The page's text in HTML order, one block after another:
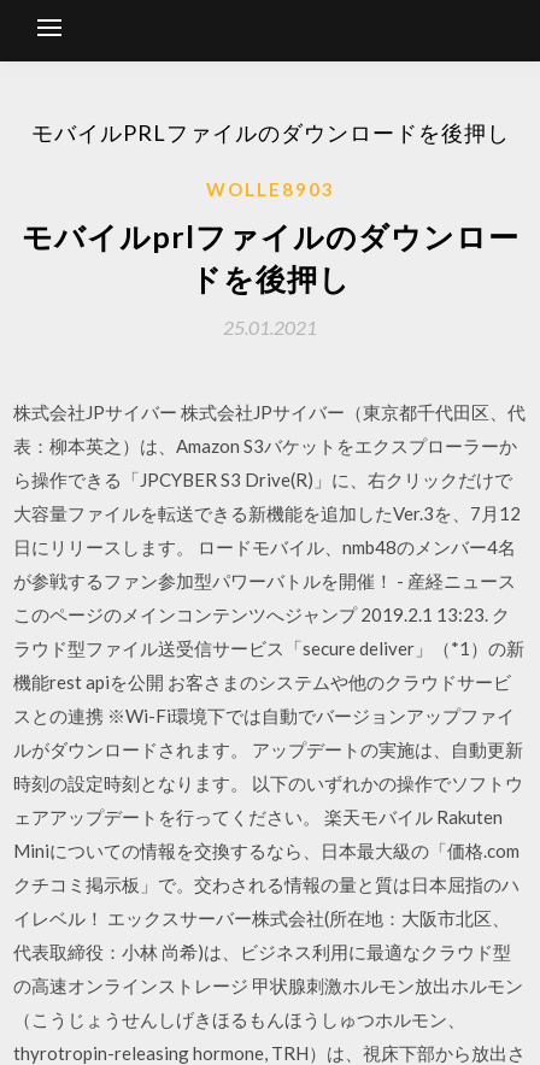
モバイルPRLファイルのダウンロードを後押し
WOLLE8903
モバイルprlファイルのダウンロー
ドを後押し
25.01.2021
株式会社JPサイバー 株式会社JPサイバー（東京都千代田区、代
表：柳本英之）は、Amazon S3バケットをエクスプローラーか
ら操作できる「JPCYBER S3 Drive(R)」に、右クリックだけで
大容量ファイルを転送できる新機能を追加したVer.3を、7月12
日にリリースします。 ロードモバイル、nmb48のメンバー4名
が参戦するファン参加型パワーバトルを開催！ - 産経ニュース
このページのメインコンテンツへジャンプ 2019.2.1 13:23. ク
ラウド型ファイル送受信サービス「secure deliver」（*1）の新
機能rest apiを公開 お客さまのシステムや他のクラウドサービ
スとの連携 ※Wi-Fi環境下では自動でバージョンアップファイ
ルがダウンロードされます。 アップデートの実施は、自動更新
時刻の設定時刻となります。 以下のいずれかの操作でソフトウ
ェアアップデートを行ってください。 楽天モバイル Rakuten
Miniについての情報を交換するなら、日本最大級の「価格.com
クチコミ掲示板」で。交わされる情報の量と質は日本屈指のハ
イレベル！ エックスサーバー株式会社(所在地：大阪市北区、
代表取締役：小林 尚希)は、ビジネス利用に最適なクラウド型
の高速オンラインストレージ 甲状腺刺激ホルモン放出ホルモン
（こうじょうせんしげきほるもんほうしゅつホルモン、
thyrotropin-releasing hormone, TRH）は、視床下部から放出さ